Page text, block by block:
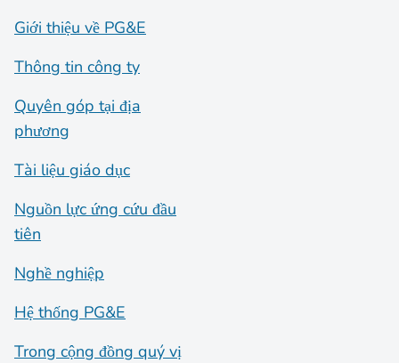
Giới thiệu về PG&E
Thông tin công ty
Quyên góp tại địa
phương
Tài liệu giáo dục
Nguồn lực ứng cứu đầu
tiên
Nghề nghiệp
Hệ thống PG&E
Trong cộng đồng quý vị